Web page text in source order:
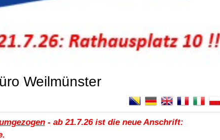
Weilmünster
- ab 21.7.26 ist die neue Anschrift: